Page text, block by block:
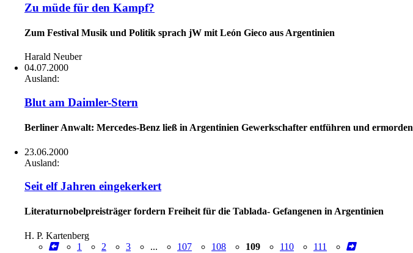
Zu müde für den Kampf?
Zum Festival Musik und Politik sprach jW mit León Gieco aus Argentinien
Harald Neuber
04.07.2000
Ausland:
Blut am Daimler-Stern
Berliner Anwalt: Mercedes-Benz ließ in Argentinien Gewerkschafter entführen und ermorden
23.06.2000
Ausland:
Seit elf Jahren eingekerkert
Literaturnobelpreisträger fordern Freiheit für die Tablada- Gefangenen in Argentinien
H. P. Kartenberg
1
2 3 ... 107 108 109 110 111